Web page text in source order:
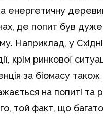
енергетичну
де попит був
Наприклад, у
крім ринкової
за біомасу також
на попиті та
той факт, що